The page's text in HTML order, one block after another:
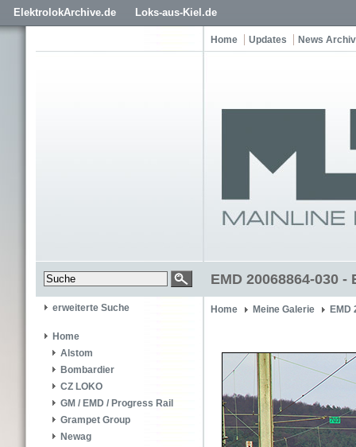
ElektrolokArchive.de Loks-aus-Kiel.de
Home Updates News Archiv
EMD 20068864-030 -
erweiterte Suche
Home
Alstom
Bombardier
CZ LOKO
GM / EMD / Progress Rail
Grampet Group
Newag
Home Meine Galerie EMD